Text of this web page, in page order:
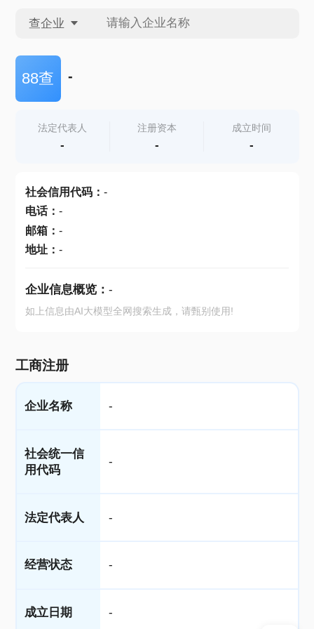
查企业
查企业
查产地
88查 -
法定代表人
-
注册资本
-
成立时间
-
社会信用代码： -
电话： -
邮箱： -
地址： -
企业信息概览： -
如上信息由AI大模型全网搜索生成，请甄别使用!
工商注册
企业名称 -
社会统一信
用代码
-
法定代表人 -
经营状态 -
成立日期 -